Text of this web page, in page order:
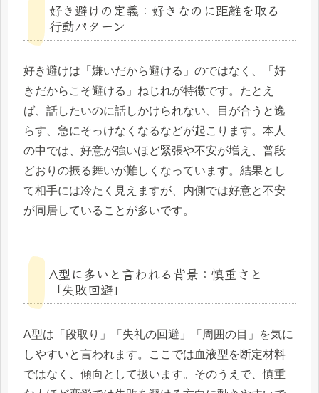
好き避けの定義：好きなのに距離を取る
行動パターン
好き避けは「嫌いだから避ける」のではなく、「好
きだからこそ避ける」ねじれが特徴です。たとえ
ば、話したいのに話しかけられない、目が合うと逸
らす、急にそっけなくなるなどが起こります。本人
の中では、好意が強いほど緊張や不安が増え、普段
どおりの振る舞いが難しくなっています。結果とし
て相手には冷たく見えますが、内側では好意と不安
が同居していることが多いです。
A型に多いと言われる背景：慎重さと
「失敗回避」
A型は「段取り」「失礼の回避」「周囲の目」を気に
しやすいと言われます。ここでは血液型を断定材料
ではなく、傾向として扱います。そのうえで、慎重